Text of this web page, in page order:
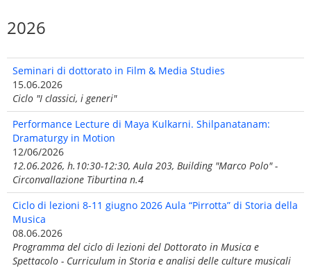
2026
Seminari di dottorato in Film & Media Studies
15.06.2026
Ciclo "I classici, i generi"
Performance Lecture di Maya Kulkarni. Shilpanatanam:
Dramaturgy in Motion
12/06/2026
12.06.2026, h.10:30-12:30, Aula 203, Building "Marco Polo" -
Circonvallazione Tiburtina n.4
Ciclo di lezioni 8-11 giugno 2026 Aula “Pirrotta” di Storia della
Musica
08.06.2026
Programma del ciclo di lezioni del Dottorato in Musica e
Spettacolo - Curriculum in Storia e analisi delle culture musicali